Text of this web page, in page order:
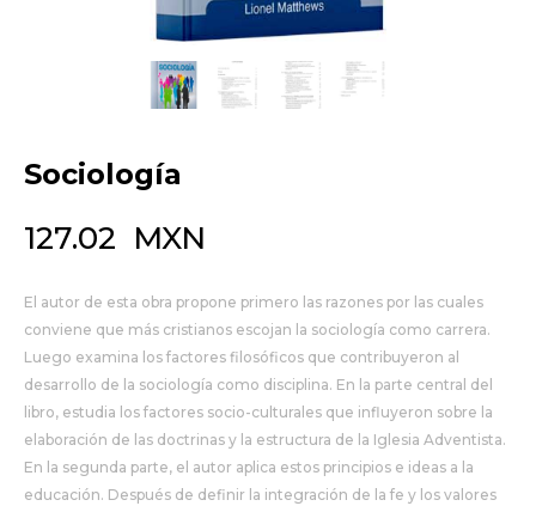
Sociología
127.02 MXN
El autor de esta obra propone primero las razones por las cuales
conviene que más cristianos escojan la sociología como carrera.
Luego examina los factores filosóficos que contribuyeron al
desarrollo de la sociología como disciplina. En la parte central del
libro, estudia los factores socio-culturales que influyeron sobre la
elaboración de las doctrinas y la estructura de la Iglesia Adventista.
En la segunda parte, el autor aplica estos principios e ideas a la
educación. Después de definir la integración de la fe y los valores